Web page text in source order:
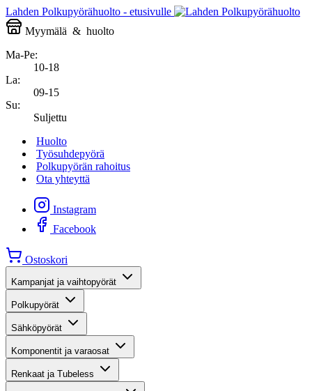
Lahden Polkupyörähuolto - etusivulle
Myymälä & huolto
Ma-Pe:
10-18
La:
09-15
Su:
Suljettu
Huolto
Työsuhdepyörä
Polkupyörän rahoitus
Ota yhteyttä
Instagram
Facebook
Ostoskori
Kampanjat ja vaihtopyörät
Polkupyörät
Sähköpyörät
Komponentit ja varaosat
Renkaat ja Tubeless